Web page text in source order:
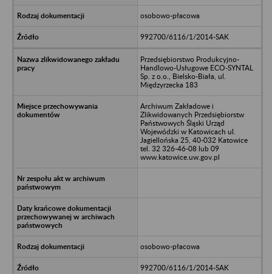
osobowo-płacowa
992700/6116/1/2014-SAK
Przedsiębiorstwo Produkcyjno-
Handlowo-Usługowe ECO-SYNTAL
Sp. z o.o., Bielsko-Biała, ul.
Międzyrzecka 183
Archiwum Zakładowe i
Zlikwidowanych Przedsiębiorstw
Państwowych Śląski Urząd
Wojewódzki w Katowicach ul.
Jagiellońska 25, 40-032 Katowice
tel. 32 326-46-08 lub 09
www.katowice.uw.gov.pl
osobowo-płacowa
992700/6116/1/2014-SAK